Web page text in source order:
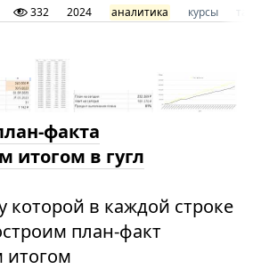
332 2024 аналитика курсы
факта
итогом в гугл
которой в каждой строке
план-факт